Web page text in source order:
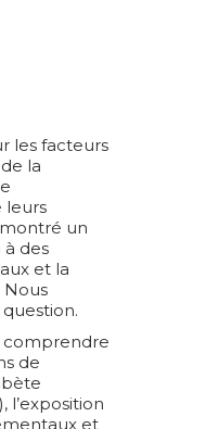
les facteurs
la
leurs
un
à des
et la
Nous
comprendre
de
l’exposition
et